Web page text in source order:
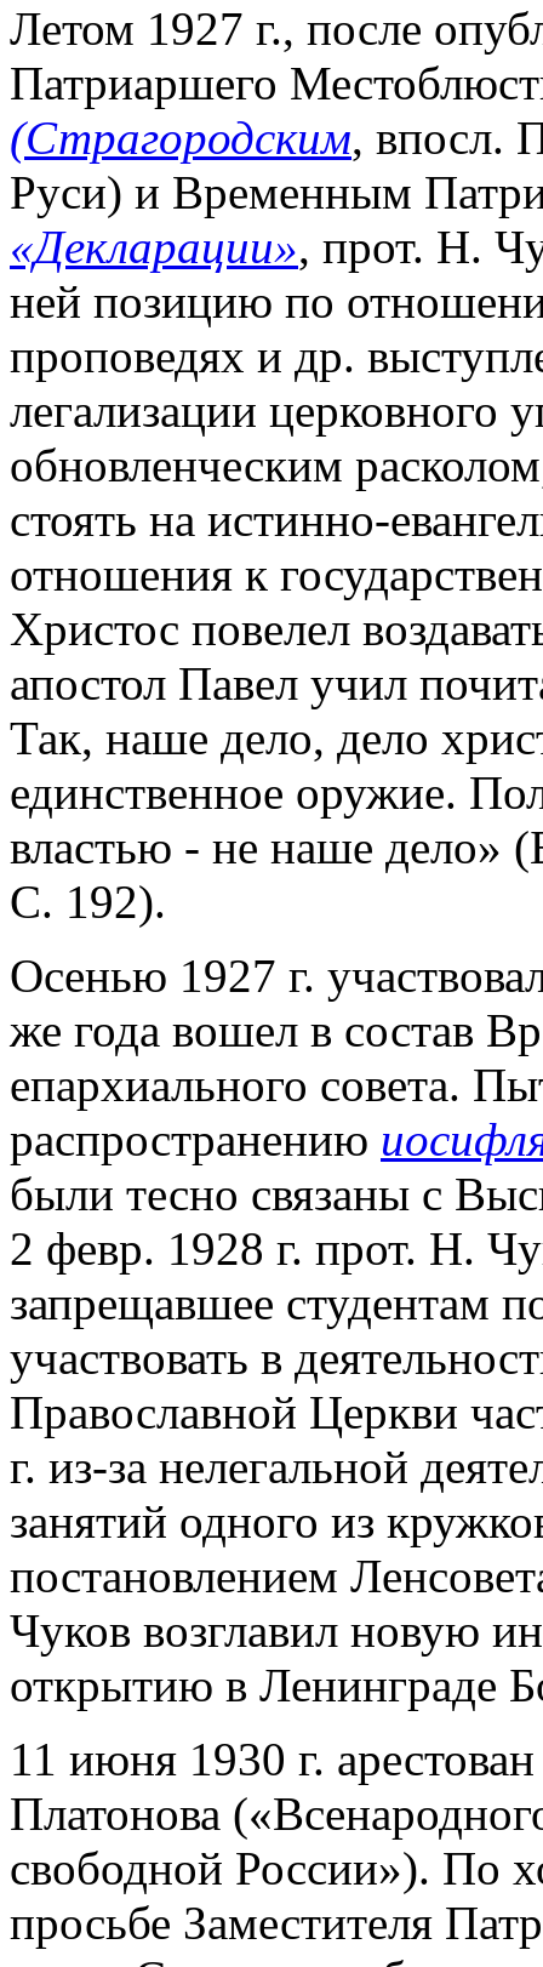
Летом 1927 г., после
Патриаршего
(Страгородским, впосл.
Руси) и Временным
«Декларации», прот. Н.
ней позицию по
проповедях и др.
легализации церковного
обновленческим
стоять на истинно-
отношения к
Христос повелел
апостол Павел учил
Так, наше дело, дело
единственное оружие.
властью - не наше дело»
С. 192).
Осенью 1927 г.
же года вошел в состав
епархиального совета.
распространению
были тесно связаны с
2 февр. 1928 г. прот. Н.
запрещавшее студентам
участвовать в
Православной Церкви
г. из-за нелегальной
занятий одного из
постановлением
Чуков возглавил новую
открытию в Ленинграде
11 июня 1930 г.
Платонова
свободной России»). По
просьбе Заместителя